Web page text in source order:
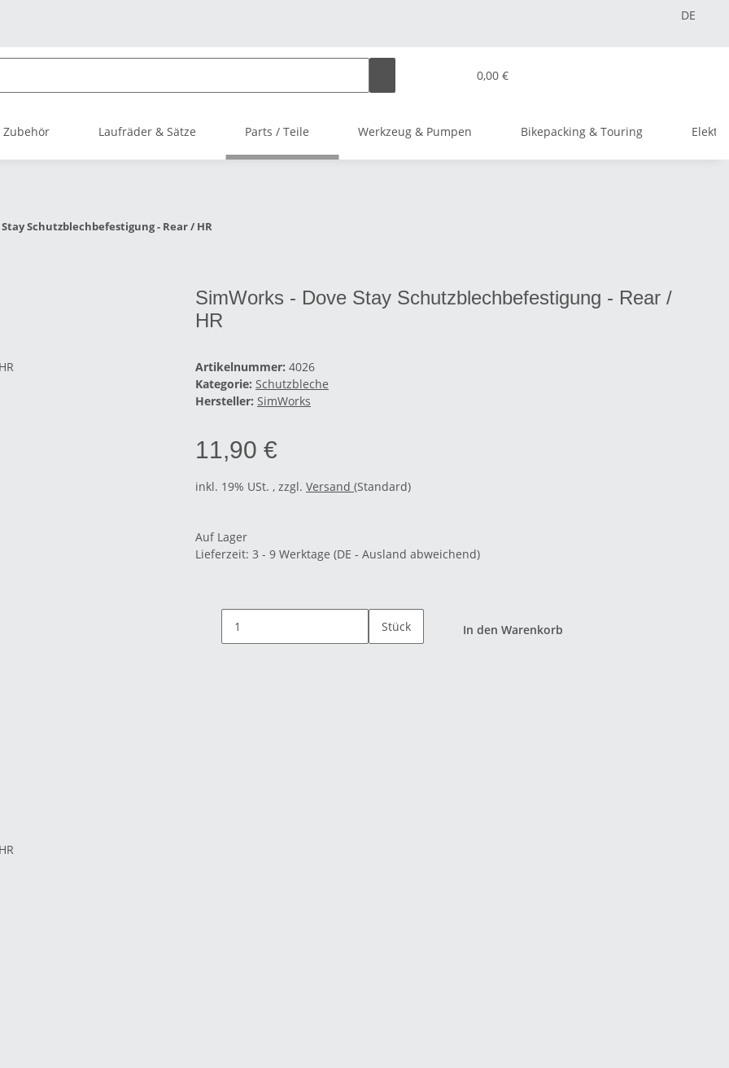
DE
0,00 €
Zubehör Laufräder & Sätze Parts / Teile Werkzeug & Pumpen Bikepacking & Touring
Schutzblechbefestigung - Rear / HR
SimWorks - Dove Stay Schutzblechbefestigung - Rear /
HR
Artikelnummer: 4026
Kategorie: Schutzbleche
Hersteller: SimWorks
11,90 €
inkl. 19% USt. , zzgl. Versand (Standard)
Auf Lager
Lieferzeit: 3 - 9 Werktage (DE - Ausland abweichend)
Stück In den Warenkorb